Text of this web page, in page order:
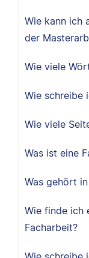
Wie kann ich
der
Wie viele
Wie schreibe
Wie viele
Was ist eine
Was gehört
Wie finde ich
Facharbeit?